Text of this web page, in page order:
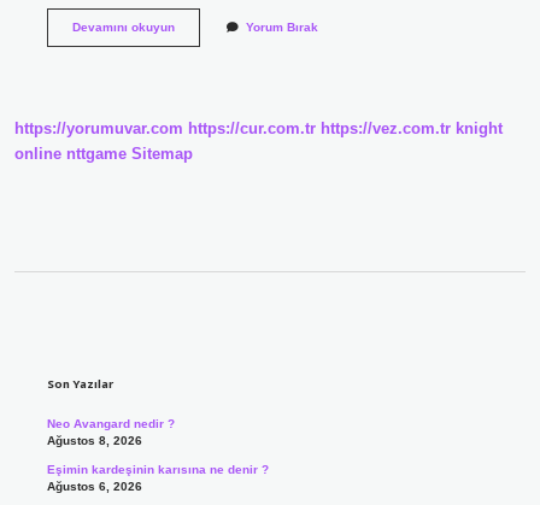
Devamını okuyunM8
Yorum Bırak
https://yorumuvar.com https://cur.com.tr https://vez.com.tr knight
online nttgame Sitemap
Son Yazılar
Neo Avangard nedir ?
Ağustos 8, 2026
Eşimin kardeşinin karısına ne denir ?
Ağustos 6, 2026